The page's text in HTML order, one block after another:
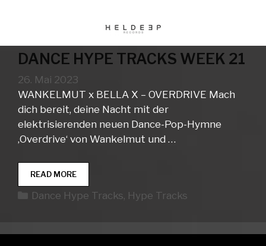
DANCE HYPE TRACKS WEEK 21
26. Mai 2023
WANKELMUT x BELLA X – OVERDRIVE Mach
dich bereit, deine Nacht mit der
elektrisierenden neuen Dance-Pop-Hymne
‚Overdrive‘ von Wankelmut und …
READ MOREDANCE
HYPE
TRACKS
Kategorien
Dance Hype Tracks, Hype Tracks